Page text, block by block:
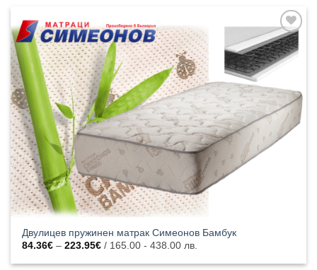
Добавяне
към
списъка с
харесани
Двулицев пружинен матрак Симеонов Бамбук
84.36€ – 223.95€Price
84.36€
/ 165.00 - 438.00 лв.